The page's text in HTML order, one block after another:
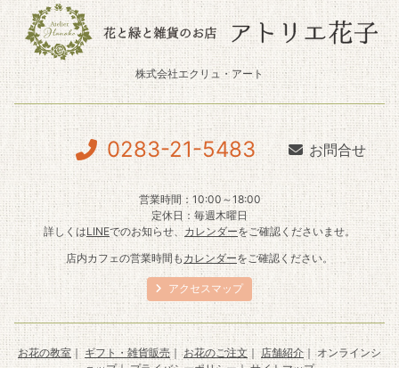
株式会社エクリュ・アート
0283-21-5483 お問合せ
営業時間：10:00～18:00
定休日：毎週木曜日
詳しくはLINEでのお知らせ、 カレンダーをご確認くださいませ。
店内カフェの営業時間もカレンダーをご確認ください。
アクセスマップ
お花の教室 ｜ギフト・雑貨販売｜お花のご注文｜店舗紹介｜ オンラインシ